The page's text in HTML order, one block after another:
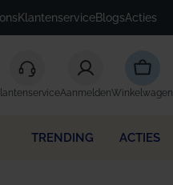
KlantenserviceBlogsActies
AanmeldenWinkelwagen
TRENDING ACTIES